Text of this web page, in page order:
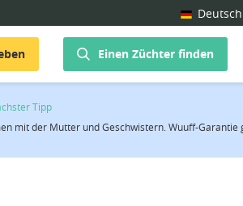
Deutsch
Einen Züchter finden
Tipp
mit der Mutter und Geschwistern. Wuuff-Garantie